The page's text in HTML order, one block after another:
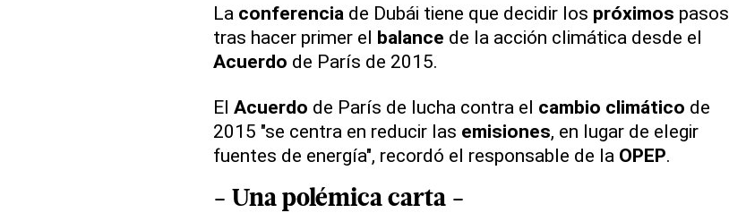
La conferencia de Dubái tiene que decidir los próximos pasos
tras hacer primer el balance de la acción climática desde el
Acuerdo de París de 2015.
El Acuerdo de París de lucha contra el cambio climático de
2015 "se centra en reducir las emisiones, en lugar de elegir
fuentes de energía", recordó el responsable de la OPEP.
- Una polémica carta-